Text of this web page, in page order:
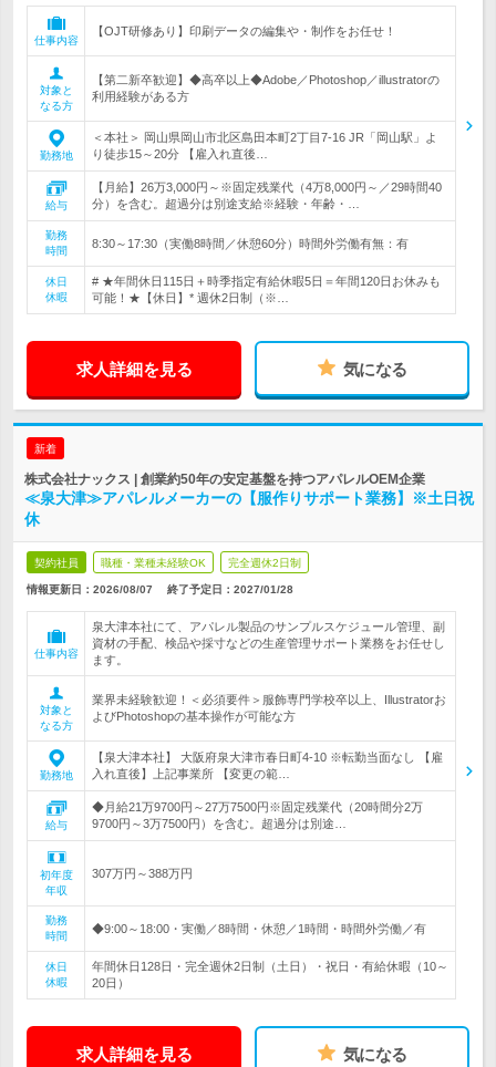
仕事内容
【OJT研修あり】印刷データの編集や・制作をお任せ！
対象と
なる方
【第二新卒歓迎】◆高卒以上◆Adobe／Photoshop／illustratorの
利用経験がある方
勤務地
＜本社＞ 岡山県岡山市北区島田本町2丁目7-16 JR「岡山駅」よ
り徒歩15～20分 【雇入れ直後…
給与
【月給】26万3,000円～※固定残業代（4万8,000円～／29時間40
分）を含む。超過分は別途支給※経験・年齢・…
勤務
時間
8:30～17:30（実働8時間／休憩60分）時間外労働有無：有
休日
休暇
# ★年間休日115日＋時季指定有給休暇5日＝年間120日お休みも
可能！★【休日】* 週休2日制（※…
求人詳細を見る 気になる
新着
株式会社ナックス | 創業約50年の安定基盤を持つアパレルOEM企業
≪泉大津≫アパレルメーカーの【服作りサポート業務】※土日祝
休
契約社員 職種・業種未経験OK 完全週休2日制
情報更新日：2026/08/07 終了予定日： 2027/01/28
仕事内容
泉大津本社にて、アパレル製品のサンプルスケジュール管理、副
資材の手配、検品や採寸などの生産管理サポート業務をお任せし
ます。
対象と
なる方
業界未経験歓迎！＜必須要件＞服飾専門学校卒以上、Illustratorお
よびPhotoshopの基本操作が可能な方
勤務地
【泉大津本社】 大阪府泉大津市春日町4-10 ※転勤当面なし 【雇
入れ直後】上記事業所 【変更の範…
給与
◆月給21万9700円～27万7500円※固定残業代（20時間分2万
9700円～3万7500円）を含む。超過分は別途…
初年度
年収
307万円～388万円
勤務
時間
◆9:00～18:00・実働／8時間・休憩／1時間・時間外労働／有
休日
休暇
年間休日128日・完全週休2日制（土日）・祝日・有給休暇（10～
20日）
求人詳細を見る 気になる